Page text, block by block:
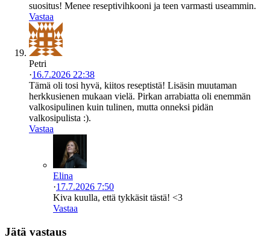
suositus! Menee reseptivihkooni ja teen varmasti useammin.
Vastaa
Petri
·16.7.2026 22:38
Tämä oli tosi hyvä, kiitos reseptistä! Lisäsin muutaman
herkkusienen mukaan vielä. Pirkan arrabiatta oli enemmän
valkosipulinen kuin tulinen, mutta onneksi pidän
valkosipulista :).
Vastaa
Elina
·17.7.2026 7:50
Kiva kuulla, että tykkäsit tästä! <3
Vastaa
Jätä vastaus